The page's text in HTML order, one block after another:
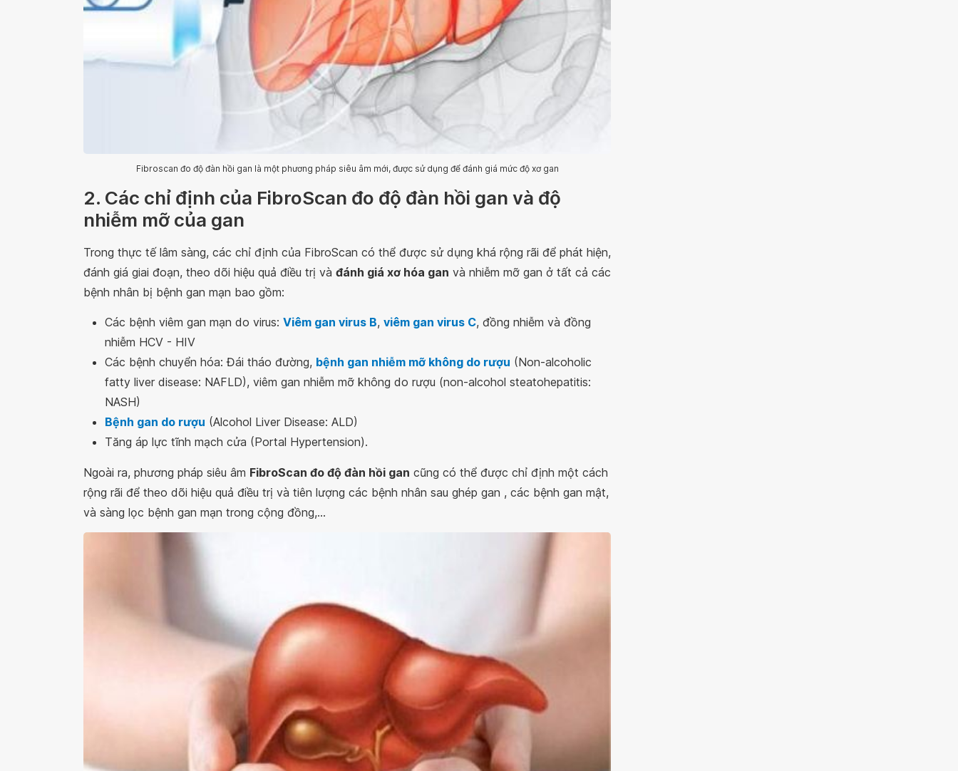
Fibroscan đo độ đàn hồi gan là một phương pháp siêu âm mới, được sử dụng để đánh giá mức độ xơ gan
2. Các chỉ định của FibroScan đo độ đàn hồi gan và độ
nhiễm mỡ của gan
Trong thực tế lâm sàng, các chỉ định của FibroScan có thể được sử dụng khá rộng rãi để phát hiện,
đánh giá giai đoạn, theo dõi hiệu quả điều trị và đánh giá xơ hóa gan và nhiễm mỡ gan ở tất cả các
bệnh nhân bị bệnh gan mạn bao gồm:
Các bệnh viêm gan mạn do virus: Viêm gan virus B, viêm gan virus C, đồng nhiễm và đồng
nhiễm HCV - HIV
Các bệnh chuyển hóa: Đái tháo đường, bệnh gan nhiễm mỡ không do rượu (Non-alcoholic
fatty liver disease: NAFLD), viêm gan nhiễm mỡ không do rượu (non-alcohol steatohepatitis:
NASH)
Bệnh gan do rượu (Alcohol Liver Disease: ALD)
Tăng áp lực tĩnh mạch cửa (Portal Hypertension).
Ngoài ra, phương pháp siêu âm FibroScan đo độ đàn hồi gan cũng có thể được chỉ định một cách
rộng rãi để theo dõi hiệu quả điều trị và tiên lượng các bệnh nhân sau ghép gan , các bệnh gan mật,
và sàng lọc bệnh gan mạn trong cộng đồng,...